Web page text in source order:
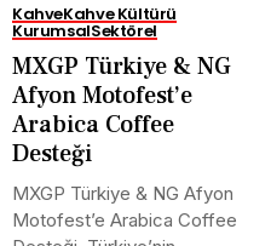
KahveKahve Kültürü
KurumsalSektörel
MXGP Türkiye & NG
Afyon Motofest’e
Arabica Coffee
Desteği
MXGP Türkiye & NG Afyon
Motofest’e Arabica Coffee